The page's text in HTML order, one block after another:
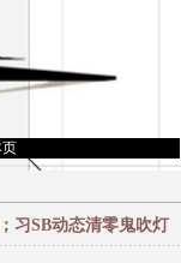
习SB动态清零鬼吹灯